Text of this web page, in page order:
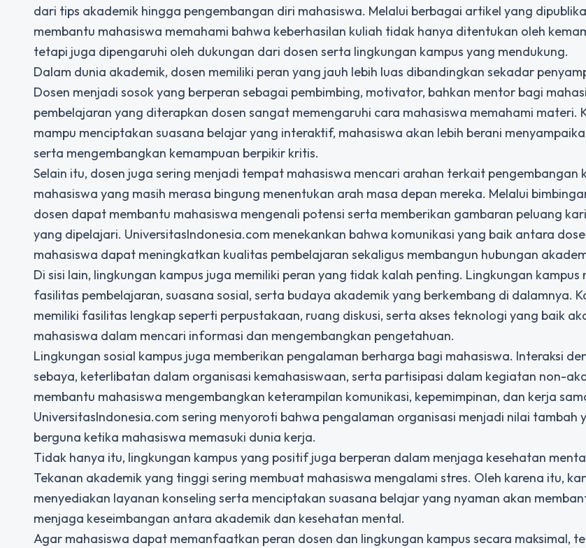
dari tips akademik hingga pengembangan diri mahasiswa. Melalui berbagai artikel yang
membantu mahasiswa memahami bahwa keberhasilan kuliah tidak hanya ditentukan oleh
tetapi juga dipengaruhi oleh dukungan dari dosen serta lingkungan kampus yang mendukung.
Dalam dunia akademik, dosen memiliki peran yang jauh lebih luas dibandingkan sekadar
Dosen menjadi sosok yang berperan sebagai pembimbing, motivator, bahkan mentor bagi
pembelajaran yang diterapkan dosen sangat memengaruhi cara mahasiswa memahami materi.
mampu menciptakan suasana belajar yang interaktif, mahasiswa akan lebih berani
serta mengembangkan kemampuan berpikir kritis.
Selain itu, dosen juga sering menjadi tempat mahasiswa mencari arahan terkait pengembangan
mahasiswa yang masih merasa bingung menentukan arah masa depan mereka. Melalui
dosen dapat membantu mahasiswa mengenali potensi serta memberikan gambaran peluang
yang dipelajari. UniversitasIndonesia.com menekankan bahwa komunikasi yang baik antara
mahasiswa dapat meningkatkan kualitas pembelajaran sekaligus membangun hubungan
Di sisi lain, lingkungan kampus juga memiliki peran yang tidak kalah penting. Lingkungan kampus
fasilitas pembelajaran, suasana sosial, serta budaya akademik yang berkembang di dalamnya.
memiliki fasilitas lengkap seperti perpustakaan, ruang diskusi, serta akses teknologi yang baik
mahasiswa dalam mencari informasi dan mengembangkan pengetahuan.
Lingkungan sosial kampus juga memberikan pengalaman berharga bagi mahasiswa. Interaksi
sebaya, keterlibatan dalam organisasi kemahasiswaan, serta partisipasi dalam kegiatan non-
membantu mahasiswa mengembangkan keterampilan komunikasi, kepemimpinan, dan kerja
UniversitasIndonesia.com sering menyoroti bahwa pengalaman organisasi menjadi nilai tambah
berguna ketika mahasiswa memasuki dunia kerja.
Tidak hanya itu, lingkungan kampus yang positif juga berperan dalam menjaga kesehatan
Tekanan akademik yang tinggi sering membuat mahasiswa mengalami stres. Oleh karena itu,
menyediakan layanan konseling serta menciptakan suasana belajar yang nyaman akan
menjaga keseimbangan antara akademik dan kesehatan mental.
Agar mahasiswa dapat memanfaatkan peran dosen dan lingkungan kampus secara maksimal,